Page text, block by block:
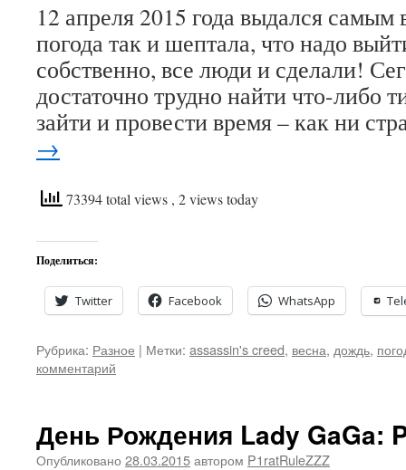
12 апреля 2015 года выдался
погода так и шептала, что надо
собственно, все люди и сделали!
достаточно трудно найти что-либо
зайти и провести время – как ни
→
73394 total views , 2 views today
Поделиться:
Twitter Facebook WhatsApp
Рубрика: Разное | Метки: assassin's creed, весна, дождь,
комментарий
День Рождения Lady GaGa:
Опубликовано 28.03.2015автором P1ratRuleZZZ